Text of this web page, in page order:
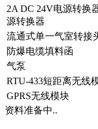
2A DC 24V电源转
源转换器
流通式单一气室转接
防爆电缆填料函
气泵
RTU-433短距离无线
GPRS无线模块
资料准备中..